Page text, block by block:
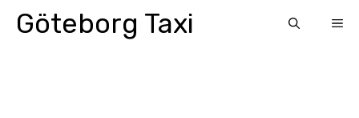
SkipGöteborg Taxi